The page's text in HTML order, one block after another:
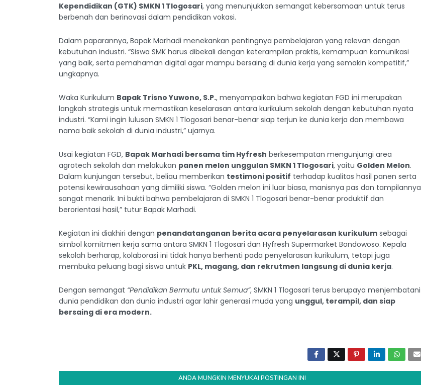
Kependidikan (GTK) SMKN 1 Tlogosari, yang menunjukkan semangat kebersamaan untuk terus
berbenah dan berinovasi dalam pendidikan vokasi.
Dalam paparannya, Bapak Marhadi menekankan pentingnya pembelajaran yang relevan dengan
kebutuhan industri. “Siswa SMK harus dibekali dengan keterampilan praktis, kemampuan komunikasi
yang baik, serta pemahaman digital agar mampu bersaing di dunia kerja yang semakin kompetitif,”
ungkapnya.
Waka Kurikulum Bapak Trisno Yuwono, S.P., menyampaikan bahwa kegiatan FGD ini merupakan
langkah strategis untuk memastikan keselarasan antara kurikulum sekolah dengan kebutuhan nyata
industri. “Kami ingin lulusan SMKN 1 Tlogosari benar-benar siap terjun ke dunia kerja dan membawa
nama baik sekolah di dunia industri,” ujarnya.
Usai kegiatan FGD, Bapak Marhadi bersama tim Hyfresh berkesempatan mengunjungi area
agrotech sekolah dan melakukan panen melon unggulan SMKN 1 Tlogosari, yaitu Golden Melon.
Dalam kunjungan tersebut, beliau memberikan testimoni positif terhadap kualitas hasil panen serta
potensi kewirausahaan yang dimiliki siswa. “Golden melon ini luar biasa, manisnya pas dan tampilannya
sangat menarik. Ini bukti bahwa pembelajaran di SMKN 1 Tlogosari benar-benar produktif dan
berorientasi hasil,” tutur Bapak Marhadi.
Kegiatan ini diakhiri dengan penandatanganan berita acara penyelarasan kurikulum sebagai
simbol komitmen kerja sama antara SMKN 1 Tlogosari dan Hyfresh Supermarket Bondowoso. Kepala
sekolah berharap, kolaborasi ini tidak hanya berhenti pada penyelarasan kurikulum, tetapi juga
membuka peluang bagi siswa untuk PKL, magang, dan rekrutmen langsung di dunia kerja.
Dengan semangat “Pendidikan Bermutu untuk Semua”, SMKN 1 Tlogosari terus berupaya menjembatani
dunia pendidikan dan dunia industri agar lahir generasi muda yang unggul, terampil, dan siap
bersaing di era modern.
ANDA MUNGKIN MENYUKAI POSTINGAN INI